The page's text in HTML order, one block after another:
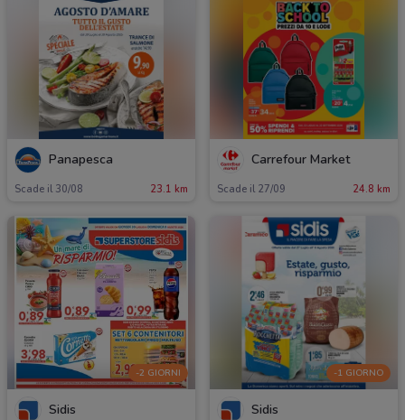
Panapesca
Scade il 30/08 23.1 km
Carrefour Market
Scade il 27/09 24.8 km
-2 GIORNI
Sidis
-1 GIORNO
Sidis